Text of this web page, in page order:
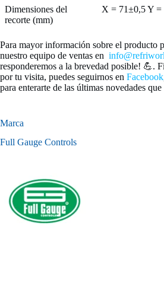
Dimensiones del
recorte (mm)
X = 71±0,5 Y =
Para mayor información sobre el producto
nuestro equipo de ventas en
responderemos a la brevedad posible! 💪.
por tu visita, puedes seguirnos en Facebook
para enterarte de las últimas novedades
Marca
Full Gauge Controls